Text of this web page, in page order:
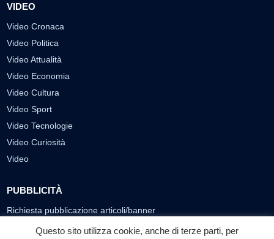
VIDEO
Video Cronaca
Video Politica
Video Attualità
Video Economia
Video Cultura
Video Sport
Video Tecnologie
Video Curiosità
Video
PUBBLICITÀ
Richiesta pubblicazione articoli/banner
SEGUICI SUI SOCIAL
Questo sito utilizza cookie, anche di terze parti, per